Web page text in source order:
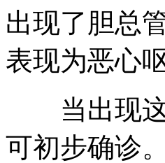
出现了胆总
表现为恶心
当出现这
可初步确诊